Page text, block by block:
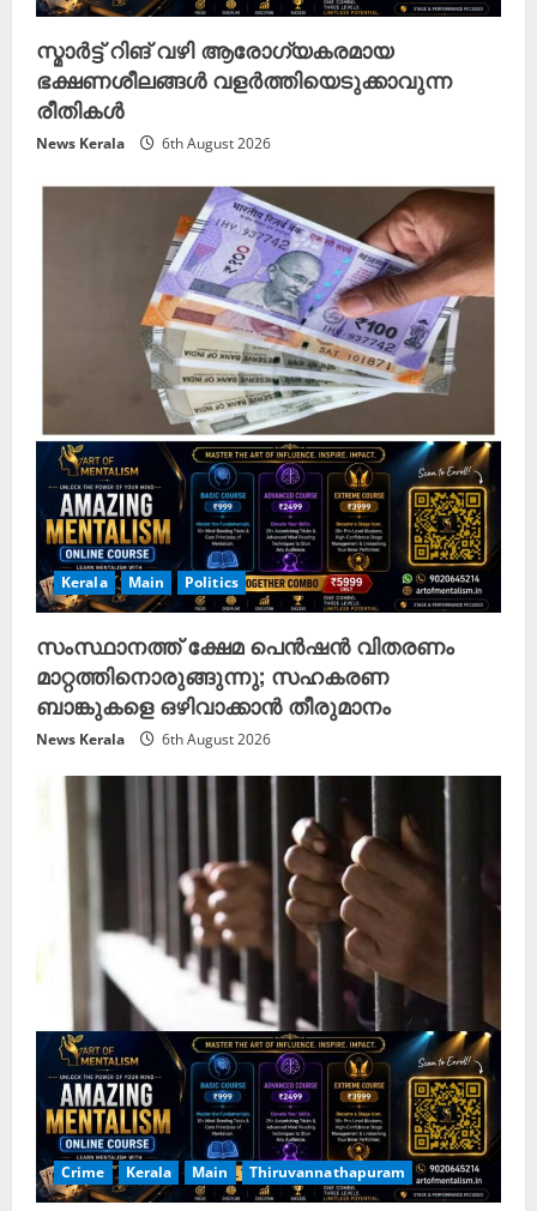
സ്മാർട്ട് റിങ് വഴി ആരോഗ്യകരമായ
ഭക്ഷണശീലങ്ങൾ വളർത്തിയെടുക്കാവുന്ന
രീതികൾ
News Kerala 6th August 2026
Kerala Main Politics
സംസ്ഥാനത്ത് ക്ഷേമ പെൻഷൻ വിതരണം
മാറ്റത്തിനൊരുങ്ങുന്നു; സഹകരണ
ബാങ്കുകളെ ഒഴിവാക്കാൻ തീരുമാനം
News Kerala 6th August 2026
Crime Kerala Main Thiruvannathapuram